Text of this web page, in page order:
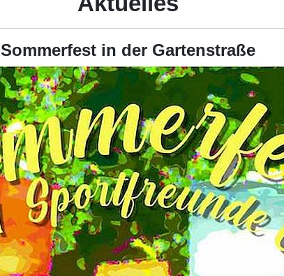
Sommerfest in der Gartenstraße